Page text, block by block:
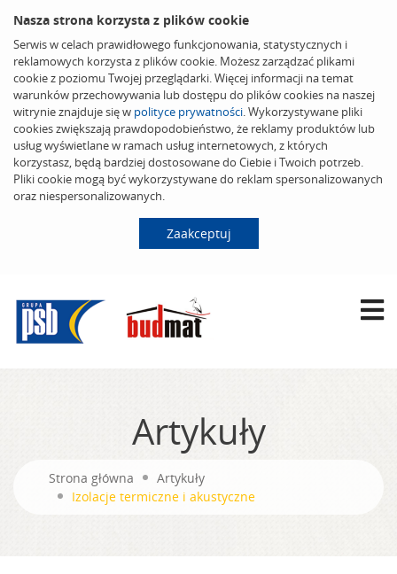
Nasza strona korzysta z plików cookie
Serwis w celach prawidłowego funkcjonowania, statystycznych i
reklamowych korzysta z plików cookie. Możesz zarządzać plikami
cookie z poziomu Twojej przeglądarki. Więcej informacji na temat
warunków przechowywania lub dostępu do plików cookies na naszej
witrynie znajduje się w polityce prywatności. Wykorzystywane pliki
cookies zwiększają prawdopodobieństwo, że reklamy produktów lub
usług wyświetlane w ramach usług internetowych, z których
korzystasz, będą bardziej dostosowane do Ciebie i Twoich potrzeb.
Pliki cookie mogą być wykorzystywane do reklam spersonalizowanych
oraz niespersonalizowanych.
Zaakceptuj
Artykuły
Strona główna
Artykuły
Izolacje termiczne i akustyczne